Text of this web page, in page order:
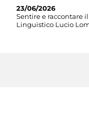
23/06/2026
Sentire e raccontare
Linguistico Lucio